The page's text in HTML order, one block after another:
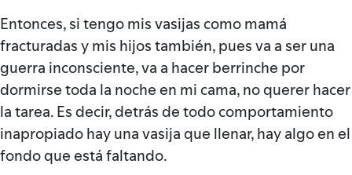
Entonces, si tengo mis vasijas como mamá
fracturadas y mis hijos también, pues va a ser una
guerra inconsciente, va a hacer berrinche por
dormirse toda la noche en mi cama, no querer hacer
la tarea. Es decir, detrás de todo comportamiento
inapropiado hay una vasija que llenar, hay algo en el
fondo que está faltando.